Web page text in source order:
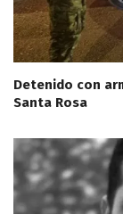
Detenido con
Santa Rosa